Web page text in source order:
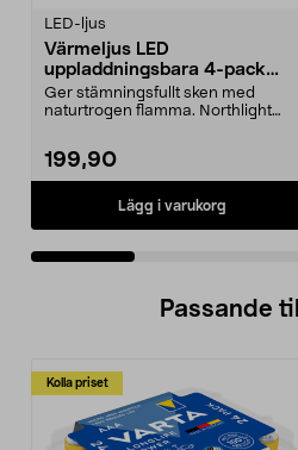
LED-ljus
Värmeljus LED
uppladdningsbara 4-pack
Northlight
Ger stämningsfullt sken med
naturtrogen flamma. Northlight
199,90
Lägg i varukorg
Passande
Kolla priset